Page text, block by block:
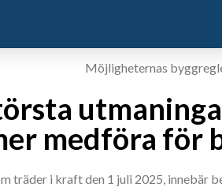
medföra för
träder i kraft den 1 juli 2025, innebär